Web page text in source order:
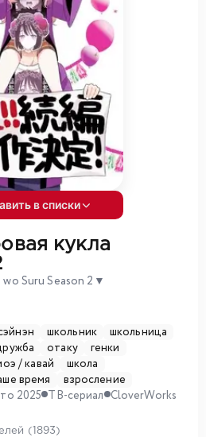
в списки
кукла
Suru Season 2 ▼
школьник
школьница
отаку
генки
/ кавай
школа
время
взросление
2025 ТВ-сериал CloverWorks
(1893)